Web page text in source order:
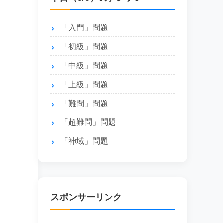
「入門」問題
「初級」問題
「中級」問題
「上級」問題
「難問」問題
「超難問」問題
「神域」問題
スポンサーリンク